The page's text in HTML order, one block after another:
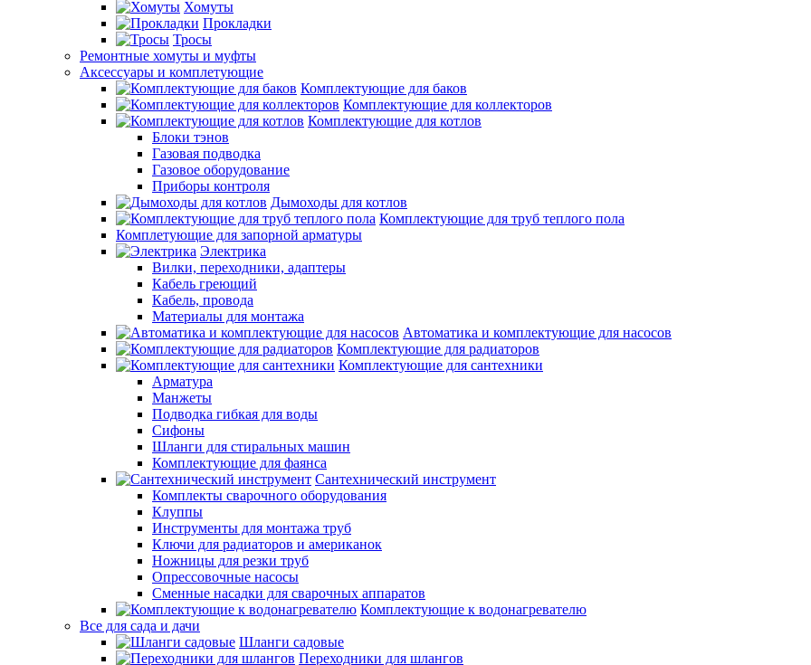
Хомуты
Прокладки
Тросы
Ремонтные хомуты и муфты
Аксессуары и комплетующие
Комплектующие для баков
Комплектующие для коллекторов
Комплектующие для котлов
Блоки тэнов
Газовая подводка
Газовое оборудование
Приборы контроля
Дымоходы для котлов
Комплектующие для труб теплого пола
Комплетующие для запорной арматуры
Электрика
Вилки, переходники, адаптеры
Кабель греющий
Кабель, провода
Материалы для монтажа
Автоматика и комплектующие для насосов
Комплектующие для радиаторов
Комплектующие для сантехники
Арматура
Манжеты
Подводка гибкая для воды
Сифоны
Шланги для стиральных машин
Комплектующие для фаянса
Сантехнический инструмент
Комплекты сварочного оборудования
Клуппы
Инструменты для монтажа труб
Ключи для радиаторов и американок
Ножницы для резки труб
Опрессовочные насосы
Сменные насадки для сварочных аппаратов
Комплектующие к водонагревателю
Все для сада и дачи
Шланги садовые
Переходники для шлангов